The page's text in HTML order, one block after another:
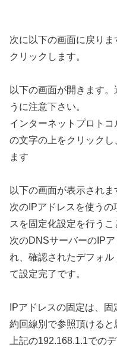
次に以下の画面に戻り
クリックします。
以下の画面が開きます
うに注意下さい。
インターネットプロトコ
の文字の上をクリック
ます
以下の画面が表示されま
次のIPアドレスを使う
スを固定化設定を行うこ
次のDNSサーバーのIP
れ、確認されたデフォ
て設定完了です。
IPアドレスの固定は、
約回線別で参照頂けると
上記の192.168.1.1での